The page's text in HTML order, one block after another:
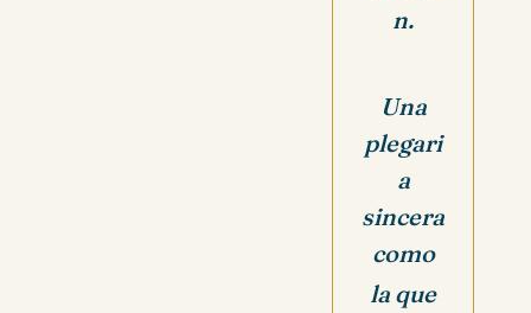
n.
Una
plegari
a
sincera
como
la que